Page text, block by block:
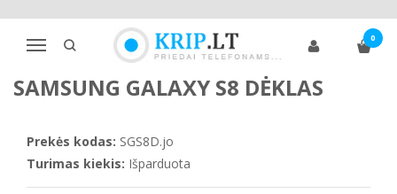
Navigacija
0
Pagrindinis Telefonų dėklai Samsung S klasė
S8
Samsung Galaxy S8 dėklas
SAMSUNG GALAXY S8 DĖKLAS
Prekės kodas: SGS8D.jo
Turimas kiekis: Išparduota